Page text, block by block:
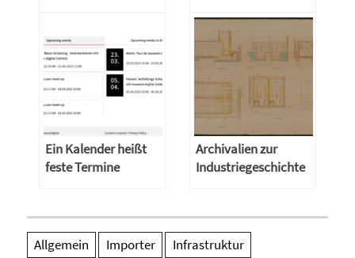
zur europeana
Ein Kalender heißt
feste Termine
Archivalien zur
Industriegeschichte
Allgemein Importer
Infrastruktur